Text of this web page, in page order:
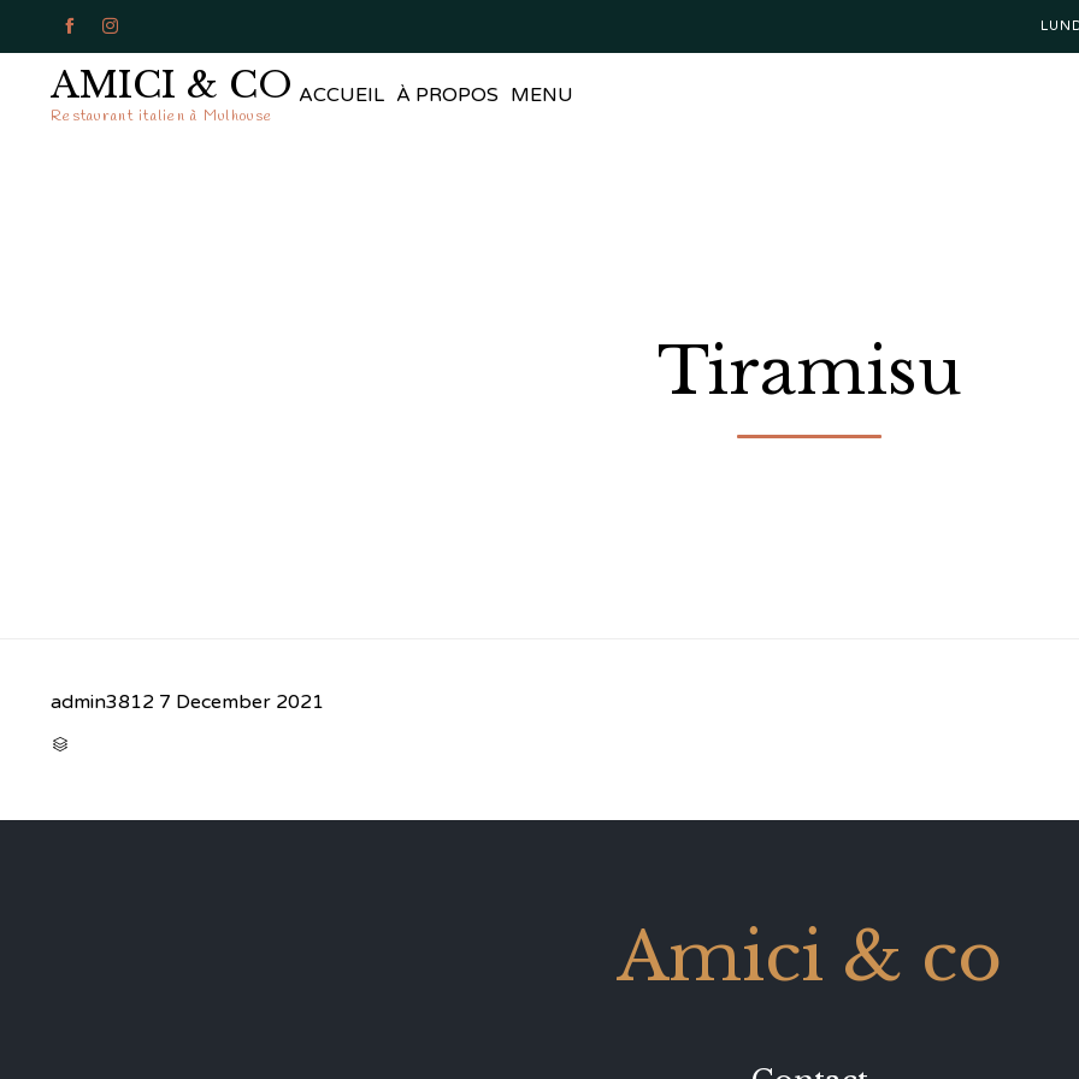
 
AMICI & CO
Restaurant italien à Mulhouse
ACCUEIL À PROPOS MENU
Tiramisu
admin3812 7 December 2021

Amici & co